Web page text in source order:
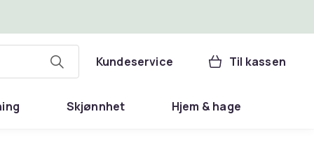
Kundeservice Til kassen
Skjønnhet Hjem & hage